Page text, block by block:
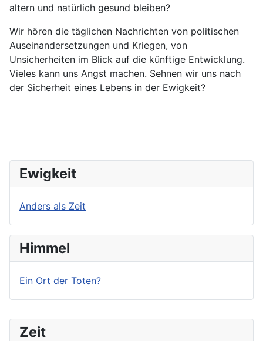
Zeit
altern und natürlich gesund bleiben?
Wir hören die täglichen Nachrichten von politischen
Auseinandersetzungen und Kriegen, von
Unsicherheiten im Blick auf die künftige Entwicklung.
Vieles kann uns Angst machen. Sehnen wir uns nach
der Sicherheit eines Lebens in der Ewigkeit?
Ewigkeit
Anders als Zeit
Himmel
Ein Ort der Toten?